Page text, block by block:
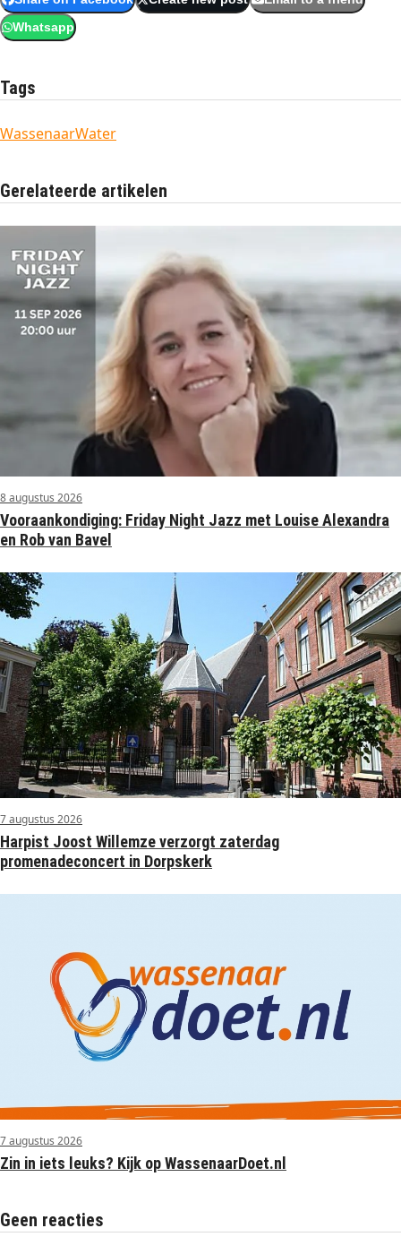
Whatsapp
Tags
WassenaarWater
Gerelateerde artikelen
8 augustus 2026
Vooraankondiging: Friday Night Jazz met Louise Alexandra
en Rob van Bavel
7 augustus 2026
Harpist Joost Willemze verzorgt zaterdag
promenadeconcert in Dorpskerk
7 augustus 2026
Zin in iets leuks? Kijk op WassenaarDoet.nl
Geen reacties